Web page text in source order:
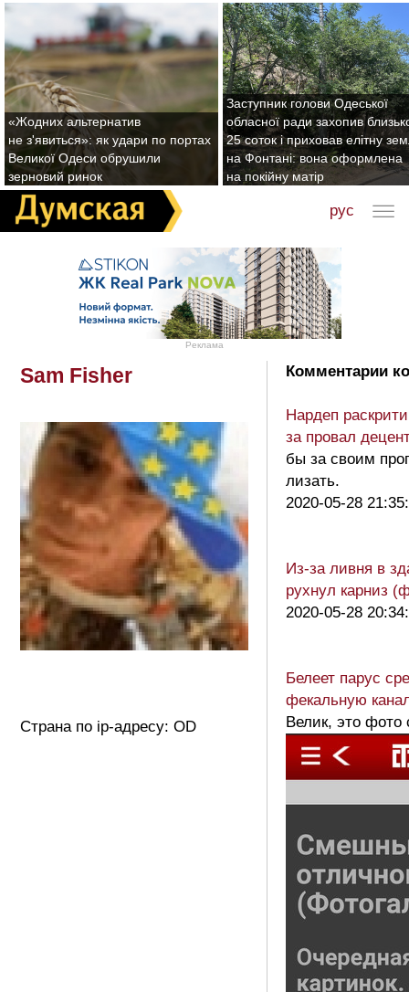
«Жодних альтернатив
не з'явиться»: як удари по портах
Великої Одеси обрушили
зерновий ринок
Заступник голови Одеської
обласної ради захопив
25 соток і приховав елітну
на Фонтані: вона оформлена
на покійну матір
рус
Реклама
Sam Fisher
Страна по ip-адресу: OD
Комментарии
Нардеп
за провал
бы за своим
лизать.
2020-05-28
Из-за ливня в
рухнул карниз
2020-05-28
Белеет парус
фекальную
Велик, это фото